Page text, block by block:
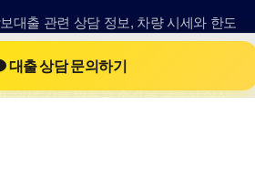
대출 관련 상담 정보, 차량 시세와 한도
고할 수 있는 내용을 jiesuoji.org 안에
했습니다. 본 사이트의 내용은 일반 정
, 실제 가능 여부와 조건은 금융사 심사
대출 상담 문의하기